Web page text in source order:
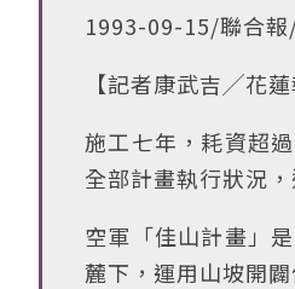
1993-09-15/聯合
【記者康武吉╱花蓮
施工七年，耗資超
全部計畫執行狀況
空軍「佳山計畫」
麓下，運用山坡開